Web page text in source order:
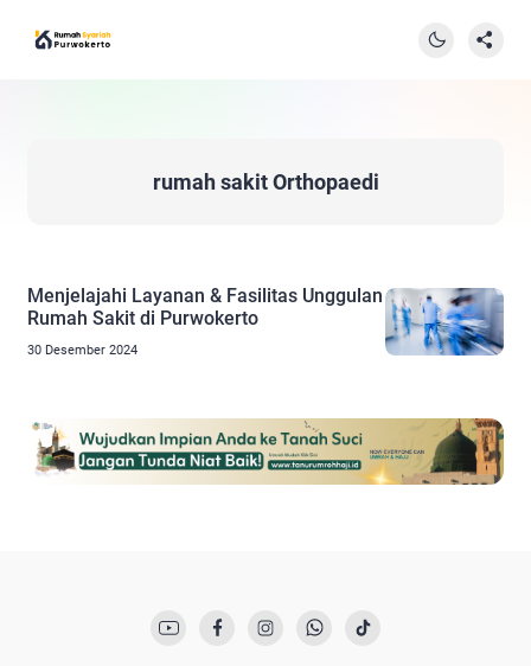
rumah sakit Orthopaedi
Menjelajahi Layanan & Fasilitas Unggulan
Rumah Sakit di Purwokerto
30 Desember 2024